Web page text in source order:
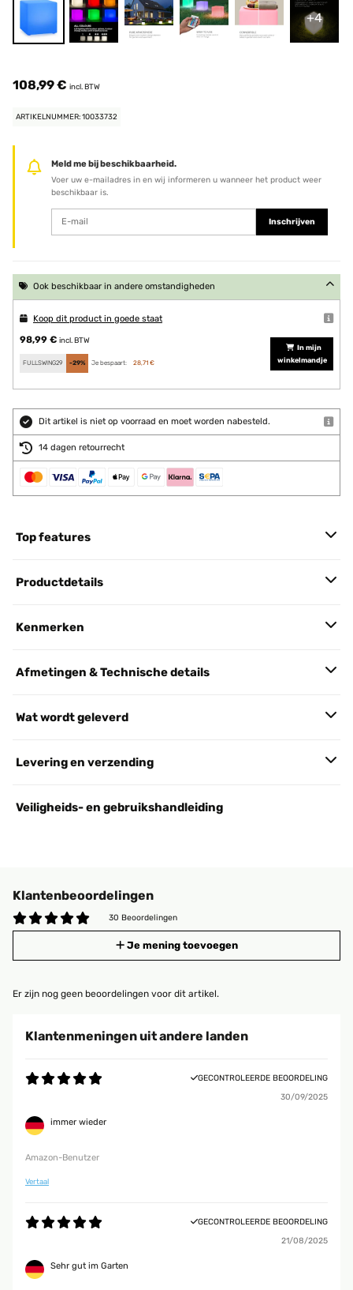
+4
108,99 € incl. BTW
ARTIKELNUMMER: 10033732
Meld me bij beschikbaarheid.
Voer uw e-mailadres in en wij informeren u wanneer het product weer
beschikbaar is.
Inschrijven
Ook beschikbaar in andere omstandigheden
Koop dit product in goede staat
98,99 € incl. BTW
FULLSWING29 -29% Je bespaart: 28,71 €
In mijn
winkelmandje
Dit artikel is niet op voorraad en moet worden nabesteld.
14 dagen retourrecht
Top features
Productdetails
Kenmerken
Afmetingen & Technische details
Wat wordt geleverd
Levering en verzending
Veiligheids- en gebruikshandleiding
Klantenbeoordelingen
30 Beoordelingen
Je mening toevoegen
Er zijn nog geen beoordelingen voor dit artikel.
Klantenmeningen uit andere landen
GECONTROLEERDE BEOORDELING
30/09/2025
immer wieder
Amazon-Benutzer
Vertaal
GECONTROLEERDE BEOORDELING
21/08/2025
Sehr gut im Garten